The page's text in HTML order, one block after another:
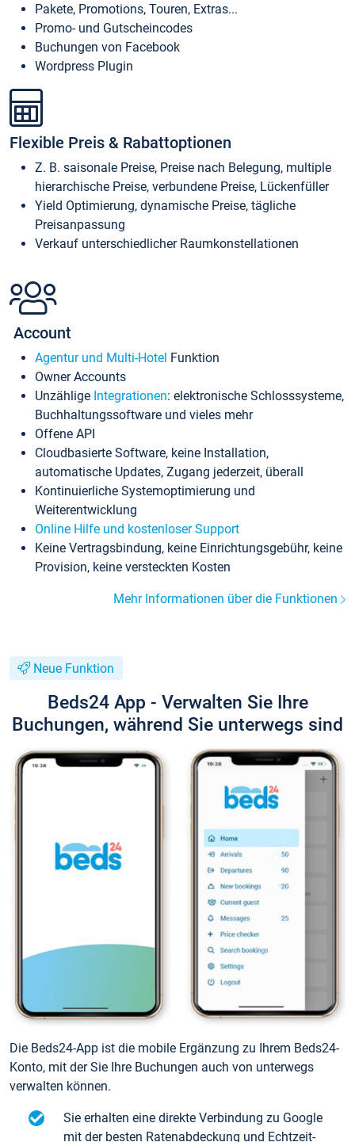
Pakete, Promotions, Touren, Extras...
Promo- und Gutscheincodes
Buchungen von Facebook
Wordpress Plugin
Flexible Preis & Rabattoptionen
Z. B. saisonale Preise, Preise nach Belegung, multiple
hierarchische Preise, verbundene Preise, Lückenfüller
Yield Optimierung, dynamische Preise, tägliche
Preisanpassung
Verkauf unterschiedlicher Raumkonstellationen
Account
Agentur und Multi-Hotel Funktion
Owner Accounts
Unzählige Integrationen: elektronische Schlosssysteme,
Buchhaltungssoftware und vieles mehr
Offene API
Cloudbasierte Software, keine Installation,
automatische Updates, Zugang jederzeit, überall
Kontinuierliche Systemoptimierung und
Weiterentwicklung
Online Hilfe und kostenloser Support
Keine Vertragsbindung, keine Einrichtungsgebühr, keine
Provision, keine versteckten Kosten
Mehr Informationen über die Funktionen
Neue Funktion
Beds24 App - Verwalten Sie Ihre
Buchungen, während Sie unterwegs sind
Die Beds24-App ist die mobile Ergänzung zu Ihrem Beds24-
Konto, mit der Sie Ihre Buchungen auch von unterwegs
verwalten können.
Sie erhalten eine direkte Verbindung zu Google
mit der besten Ratenabdeckung und Echtzeit-